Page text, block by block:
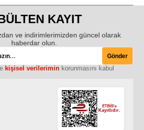
KAYIT
ve indirimlerimizden güncel olarak
haberdar olun.
Gönder
kişisel verileriminkorunmasını kabul
ETBİS'e
Kayıtlıdır.